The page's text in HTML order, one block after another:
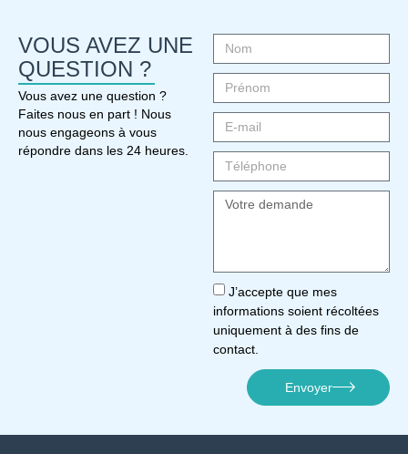
VOUS AVEZ UNE
QUESTION ?
Vous avez une question ?
Faites nous en part ! Nous
nous engageons à vous
répondre dans les 24 heures.
J’accepte que mes
informations soient récoltées
uniquement à des fins de
contact.
Envoyer